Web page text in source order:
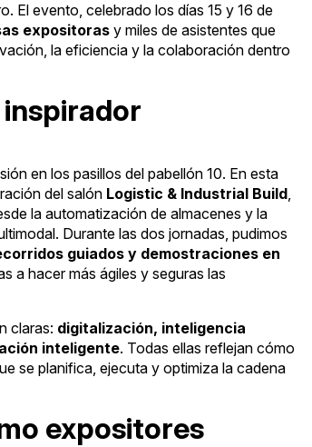
El evento, celebrado los días 15 y 16 de
expositorasy miles de asistentes que
la eficiencia y la colaboración dentro
en los pasillos del pabellón 10. En esta
del salón Logistic & Industrial Build,
la automatización de almacenes y la
Durante las dos jornadas, pudimos
guiados y demostraciones en
a hacer más ágiles y seguras las
claras: digitalización, inteligencia
inteligente. Todas ellas reflejan cómo
se planifica, ejecuta y optimiza la cadena
expositores